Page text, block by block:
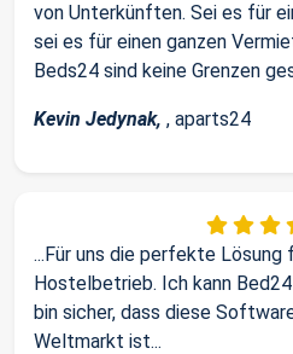
von Unterkünften. Sei es für
sei es für einen ganzen
Beds24 sind keine Grenzen
Kevin Jedynak, , aparts24
...Für uns die perfekte Lösung
Hostelbetrieb. Ich kann
bin sicher, dass diese
Weltmarkt ist...